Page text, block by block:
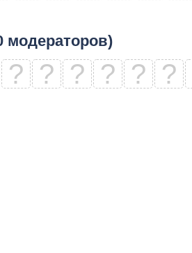
модераторов)
? ? ? ? ? ?